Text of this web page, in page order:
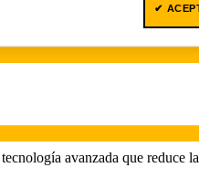
avanzada que reduce
✔